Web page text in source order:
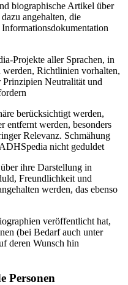
biographische Artikel über
angehalten, die
Projekte aller Sprachen, in
werden, Richtlinien vorhalten,
Prinzipien Neutralität und
berücksichtigt werden,
entfernt werden, besonders
Relevanz. Schmähung
nicht geduldet
ihre Darstellung in
Freundlichkeit und
werden, das ebenso
veröffentlicht hat,
(bei Bedarf auch unter
deren Wunsch hin
Personen